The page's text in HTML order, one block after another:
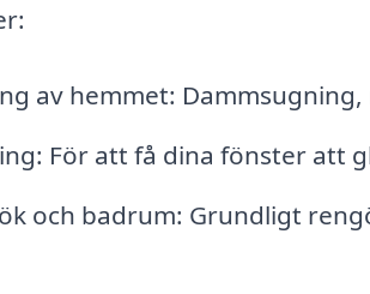
av hemmet:
För att få dina fönster att
och badrum: Grundligt